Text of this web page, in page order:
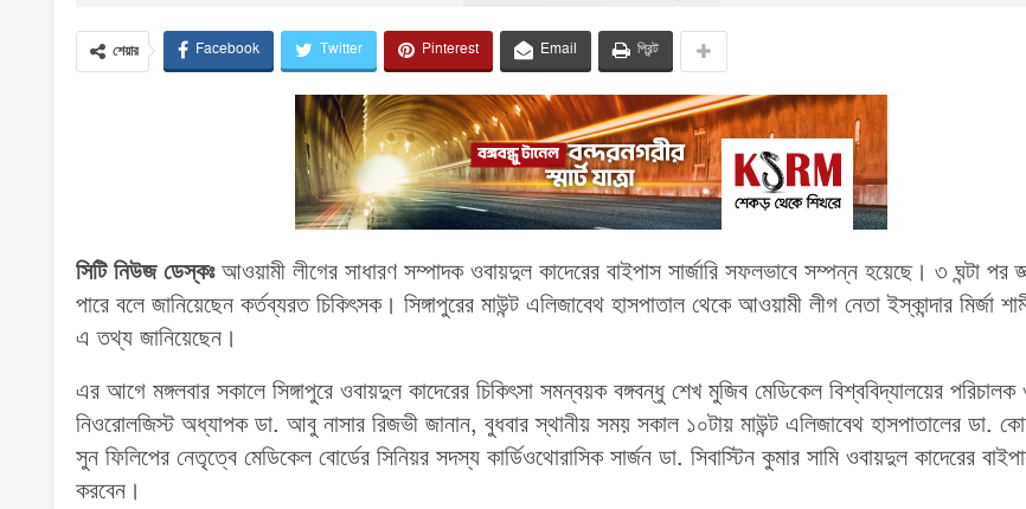
শেয়ার Facebook Twitter Pinterest Email প্রিন্ট
সিটি নিউজ ডেস্কঃআওয়ামী লীগের সাধারণ সম্পাদক ওবায়দুল কাদেরের বাইপাস সার্জারি সফলভাবে সম্পন্ন হয়েছে। ৩ ঘন্টা পর
পারে বলে জানিয়েছেন কর্তব্যরত চিকিৎসক। সিঙ্গাপুরের মাউন্ট এলিজাবেথ হাসপাতাল থেকে আওয়ামী লীগ নেতা ইস্কান্দার মির্জা
এ তথ্য জানিয়েছেন।
এর আগে মঙ্গলবার সকালে সিঙ্গাপুরে ওবায়দুল কাদেরের চিকিৎসা সমন্বয়ক বঙ্গবন্ধু শেখ মুজিব মেডিকেল বিশ্ববিদ্যালয়ের পরিচালক
নিওরোলজিস্ট অধ্যাপক ডা. আবু নাসার রিজভী জানান, বুধবার স্থানীয় সময় সকাল ১০টায় মাউন্ট এলিজাবেথ হাসপাতালের ডা.
সুন ফিলিপের নেতৃত্বে মেডিকেল বোর্ডের সিনিয়র সদস্য কার্ডিওথোরাসিক সার্জন ডা. সিবাস্টিন কুমার সামি ওবায়দুল কাদেরের
করবেন।